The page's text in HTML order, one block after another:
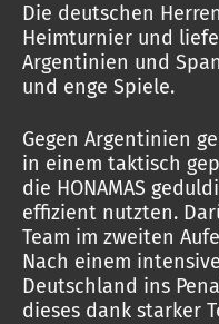
Die deutschen
Heimturnier und
Argentinien und
und enge Spiele.
Gegen Argentinien
in einem taktisch
die HONAMAS
effizient nutzten.
Team im zweiten
Nach einem
Deutschland ins
dieses dank starker